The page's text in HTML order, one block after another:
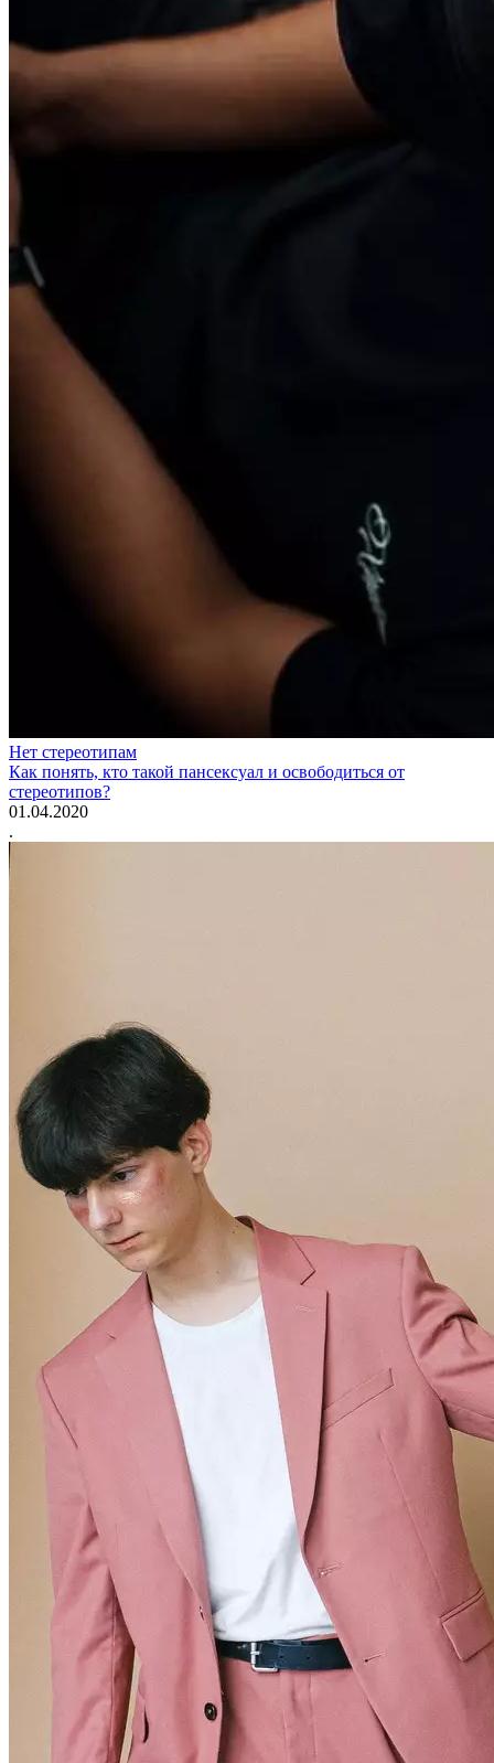
Нет стереотипам
Как понять, кто такой пансексуал и освободиться от
стереотипов?
01.04.2020
.